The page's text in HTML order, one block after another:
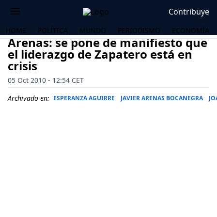
Contribuye
HOME POLÍTICA MUNDO PERIODISMO ECONOMÍA
Arenas: se pone de manifiesto que
el liderazgo de Zapatero está en
crisis
05 Oct 2010 - 12:54 CET
Archivado en: ESPERANZA AGUIRRE JAVIER ARENAS BOCANEGRA